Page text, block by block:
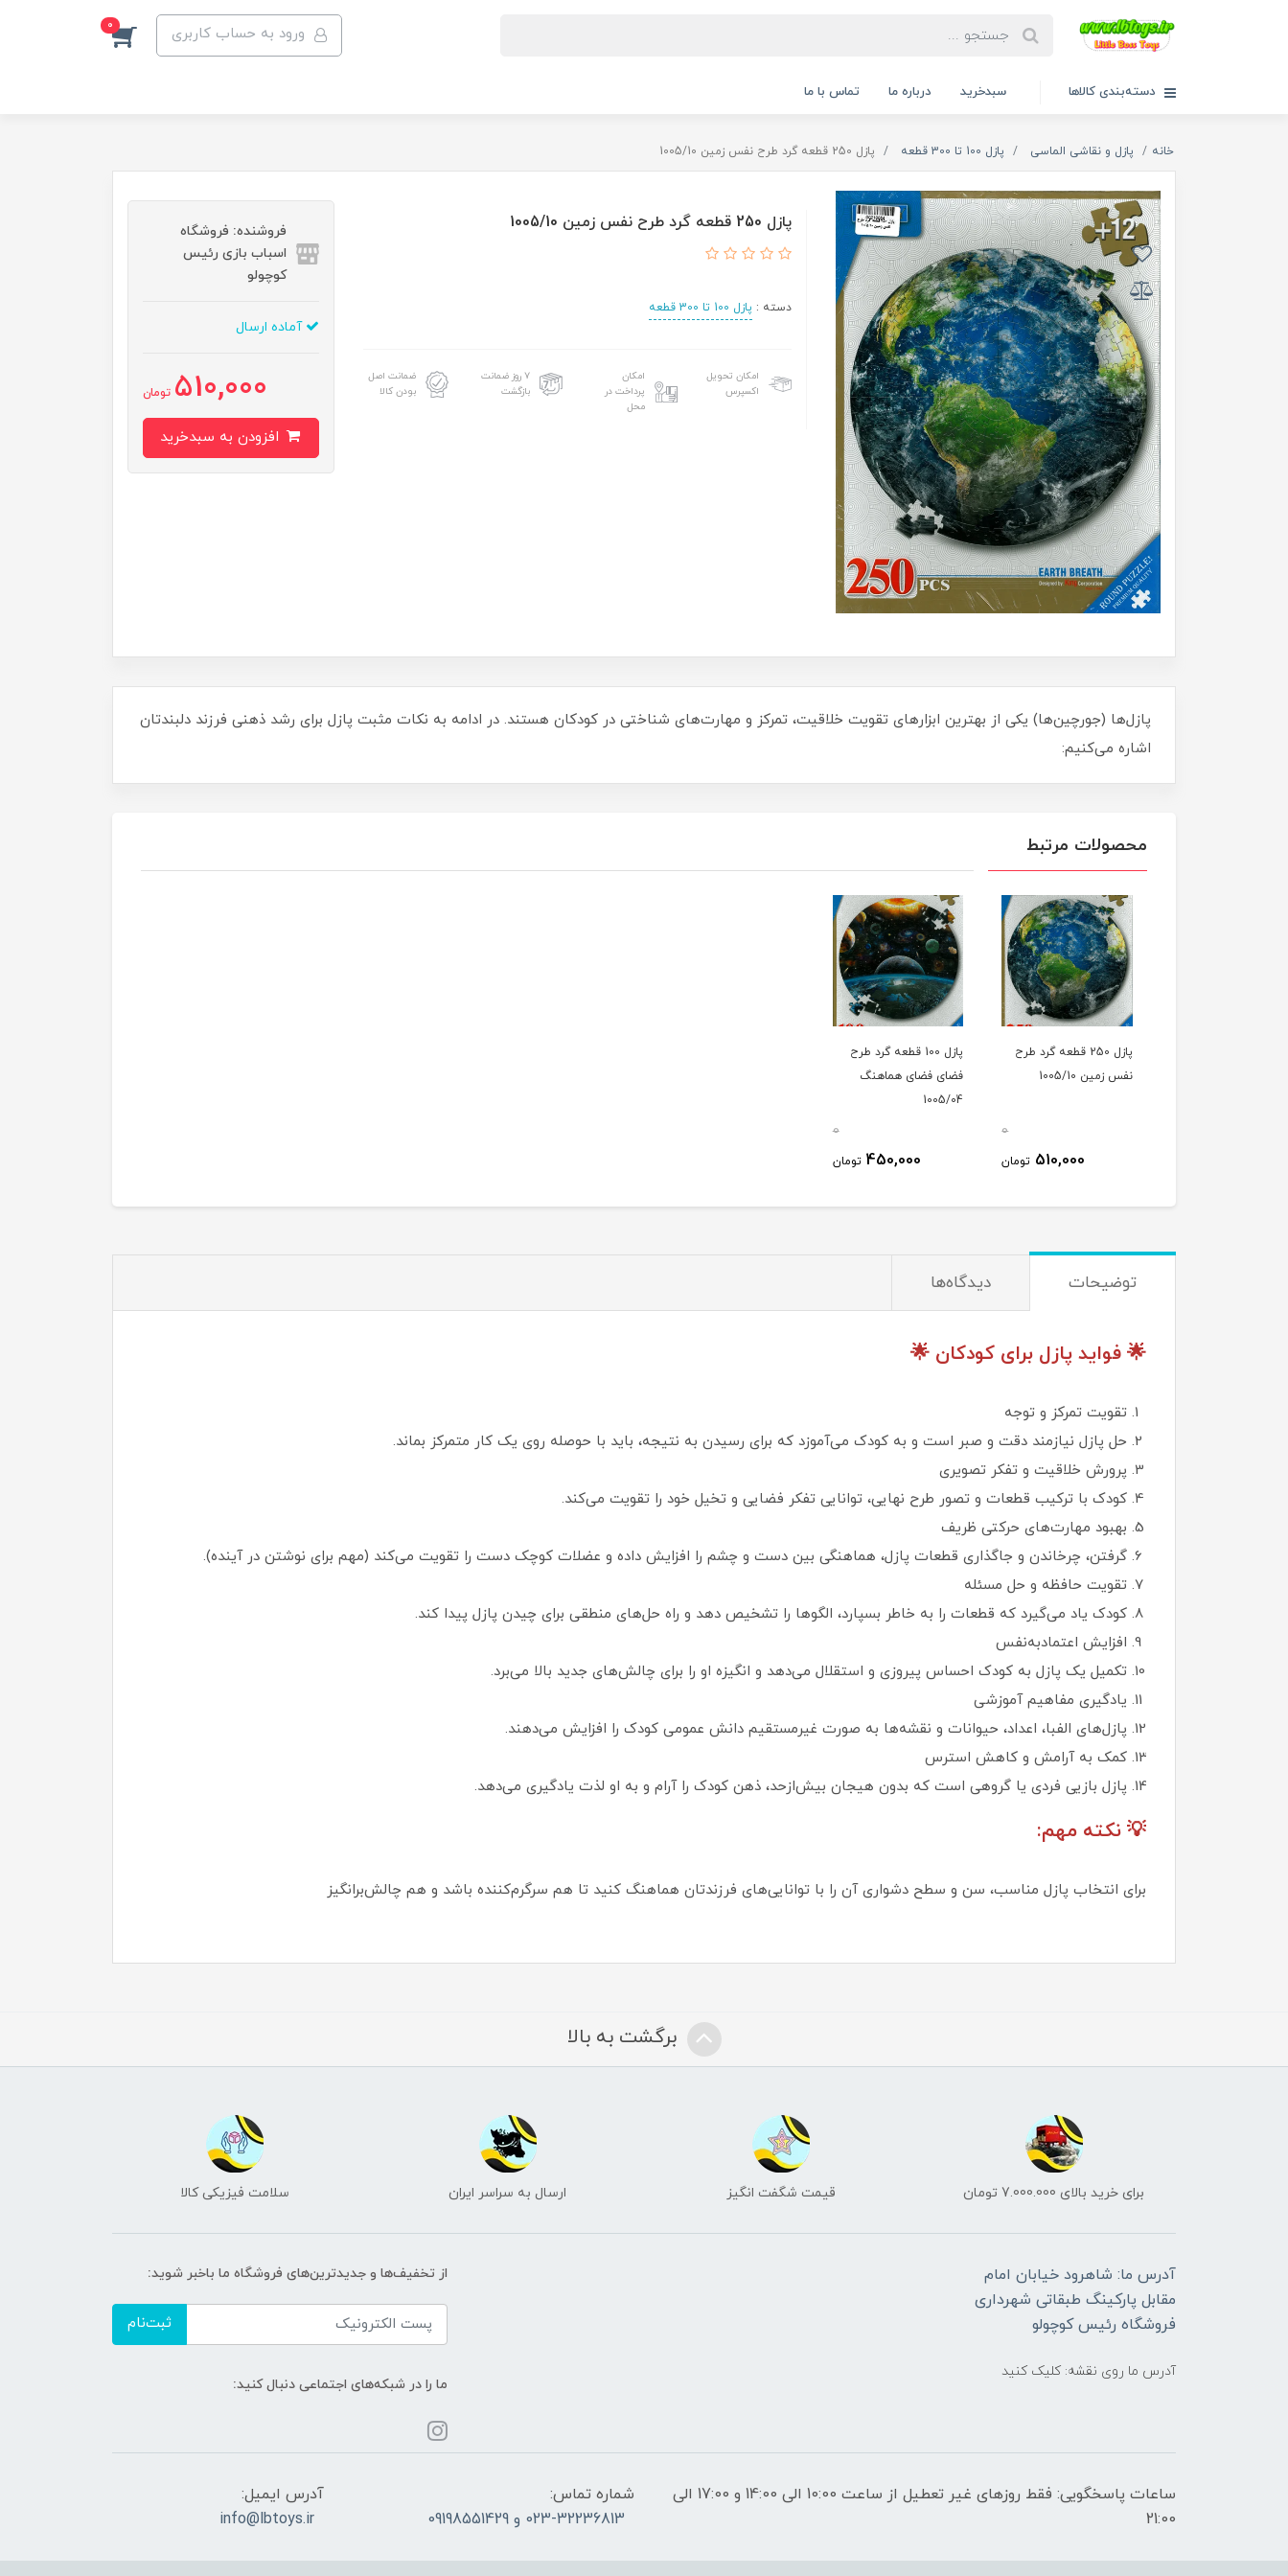
ورود به حساب کاربری 0
دسته‌بندی کالاها سبدخرید درباره ما تماس با ما
خانه پازل و نقاشی الماسی پازل 100 تا 300 قطعه پازل 250 قطعه گرد طرح نفس زمین 1005/10
پازل 250 قطعه گرد طرح نفس زمین 1005/10
دسته : پازل 100 تا 300 قطعه
امکان تحویل
اکسپرس
امکان
پرداخت در
محل
۷ روز ضمانت
بازگشت
ضمانت اصل
بودن کالا
فروشنده: فروشگاه
اسباب بازی رئیس
کوچولو
آماده ارسال
510,000 تومان
پازل‌ها (جورچین‌ها) یکی از بهترین ابزارهای تقویت خلاقیت، تمرکز و مهارت‌های شناختی در کودکان هستند. در ادامه به نکات مثبت پازل برای رشد ذهنی فرزند دلبندتان
اشاره می‌کنیم:
محصولات مرتبط
پازل 250 قطعه گرد طرح
نفس زمین 1005/10
0
510,000 تومان
پازل 100 قطعه گرد طرح
فضای فضای هماهنگ
1005/04
0
450,000 تومان
توضیحات دیدگاه‌ها
🌟 فواید پازل برای کودکان 🌟
تقویت تمرکز و توجه
حل پازل نیازمند دقت و صبر است و به کودک می‌آموزد که برای رسیدن به نتیجه، باید با حوصله روی یک کار متمرکز بماند.
پرورش خلاقیت و تفکر تصویری
کودک با ترکیب قطعات و تصور طرح نهایی، توانایی تفکر فضایی و تخیل خود را تقویت می‌کند.
بهبود مهارت‌های حرکتی ظریف
گرفتن، چرخاندن و جاگذاری قطعات پازل، هماهنگی بین دست و چشم را افزایش داده و عضلات کوچک دست را تقویت می‌کند (مهم برای نوشتن در آینده).
تقویت حافظه و حل مسئله
کودک یاد می‌گیرد که قطعات را به خاطر بسپارد، الگوها را تشخیص دهد و راه‌ حل‌های منطقی برای چیدن پازل پیدا کند.
افزایش اعتمادبه‌نفس
تکمیل یک پازل به کودک احساس پیروزی و استقلال می‌دهد و انگیزه او را برای چالش‌های جدید بالا می‌برد.
یادگیری مفاهیم آموزشی
پازل‌های الفبا، اعداد، حیوانات و نقشه‌ها به صورت غیرمستقیم دانش عمومی کودک را افزایش می‌دهند.
کمک به آرامش و کاهش استرس
پازل بازیی فردی یا گروهی است که بدون هیجان بیش‌ازحد، ذهن کودک را آرام و به او لذت یادگیری می‌دهد.
💡 نکته مهم:
برای انتخاب پازل مناسب، سن و سطح دشواری آن را با توانایی‌های فرزندتان هماهنگ کنید تا هم سرگرم‌کننده باشد و هم چالش‌برانگیز
برگشت به بالا
برای خرید بالای 7.000.000 تومان قیمت شگفت انگیز ارسال به سراسر ایران سلامت فیزیکی کالا
آدرس ما: شاهرود خیابان امام
مقابل پارکینگ طبقاتی شهرداری
فروشگاه رئیس کوچولو
آدرس ما روی نقشه: کلیک کنید
از تخفیف‌ها و جدیدترین‌های فروشگاه ما باخبر شوید:
ثبت‌نام
ما را در شبکه‌های اجتماعی دنبال کنید:
ساعات پاسخگویی: فقط روزهای غیر تعطیل از ساعت 10:00 الی 14:00 و 17:00 الی
21:00
شماره تماس:
023-32236813 و 09198551429
آدرس ایمیل:
info@lbtoys.ir